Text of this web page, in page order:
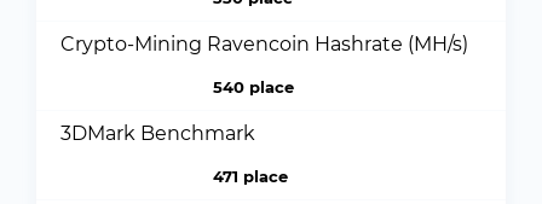
Crypto-Mining Ravencoin Hashrate (MH/s)
540 place
3DMark Benchmark
471 place